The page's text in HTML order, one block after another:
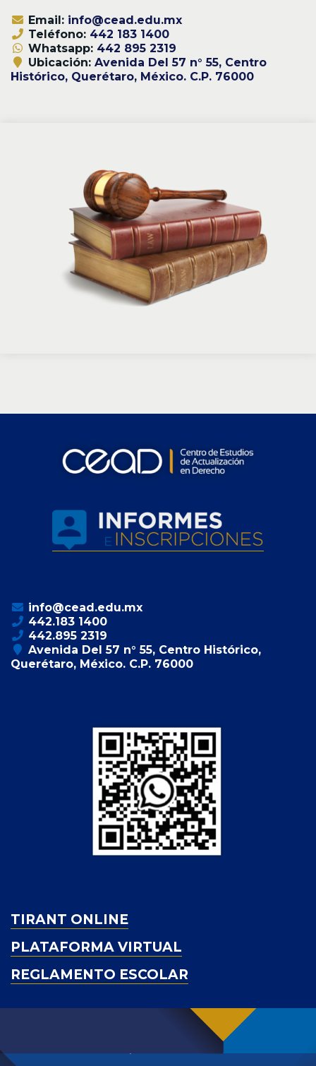
Email: info@cead.edu.mx
Teléfono: 442 183 1400
Whatsapp: 442 895 2319
Ubicación: Avenida Del 57 n° 55, Centro
Histórico, Querétaro, México. C.P. 76000
info@cead.edu.mx
442.183 1400
442.895 2319
Avenida Del 57 n° 55, Centro Histórico,
Querétaro, México. C.P. 76000
TIRANT ONLINE
PLATAFORMA VIRTUAL
REGLAMENTO ESCOLAR